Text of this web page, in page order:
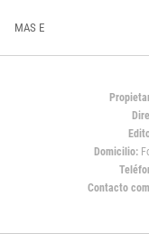
MAS E
Domicilio:
Contacto